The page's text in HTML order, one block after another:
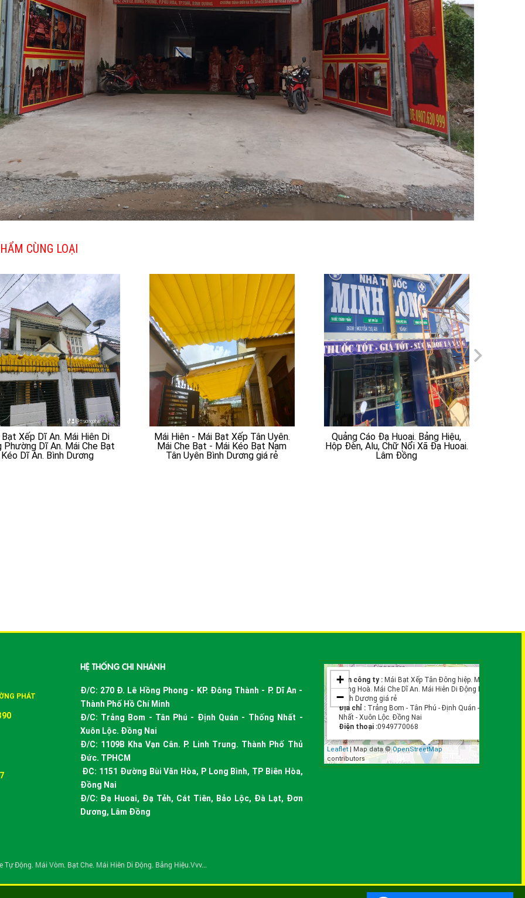
CÙNG LOẠI
Bạt Xếp Dĩ An. Mái Hiên Di
Phường Dĩ An. Mái Che Bạt
Kéo Dĩ An. Bình Dương
Mái Hiên - Mái Bạt Xếp Tân Uyên.
Mái Che Bạt - Mái Kéo Bạt Nam
Tân Uyên Bình Dương giá rẻ
Quảng Cáo Đạ Huoai. Bảng Hiệu,
Hộp Đèn, Alu, Chữ Nổi Xã Đạ Huoai.
Lâm Đồng
PHÁT
HỆ THỐNG CHI NHÁNH
Đ/C: 270 Đ. Lê Hồng Phong - KP. Đông Thành - P. Dĩ An -
Thành Phố Hồ Chí Minh
Đ/C: Trảng Bom - Tân Phú - Định Quán - Thống Nhất -
Xuôn Lộc. Đồng Nai
Đ/C: 1109B Kha Vạn Cân. P. Linh Trung. Thành Phố Thủ
Đức. TPHCM
ĐC: 1151 Đường Bùi Văn Hòa, P Long Bình, TP Biên Hòa,
Đồng Nai
Đ/C: Đạ Huoai, Đạ Tẻh, Cát Tiên, Bảo Lộc, Đà Lạt, Đơn
Dương, Lâm Đồng
Tên công ty : Mái Bạt Xếp Tân Đông hiệp. Mái Bạt Kéo
Đông Hoà. Mái Che Dĩ An. Mái Hiên Di Động Phường
Bình Dương giá rẻ
Địa chỉ : Trảng Bom - Tân Phú - Định Quán - Thống
Nhất - Xuôn Lộc. Đồng Nai
Điện thoại :0949770068
+
−
Leaflet| Map data ©OpenStreetMap
contributors
Động. Mái Vòm. Bạt Che. Mái Hiên Di Động. Bảng Hiệu.Vvv...